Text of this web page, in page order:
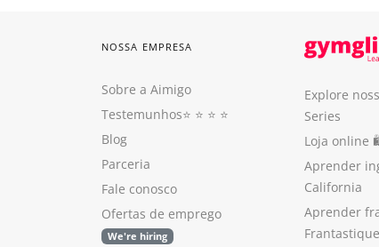
NOSSA EMPRESA
Sobre a Aimigo
Testemunhos⭐️ ⭐️ ⭐️ ⭐️
Blog
Parceria
Fale conosco
Ofertas de emprego
We're hiring
Explore
Series
Loja online
Aprender
California
Aprender
Frantastique